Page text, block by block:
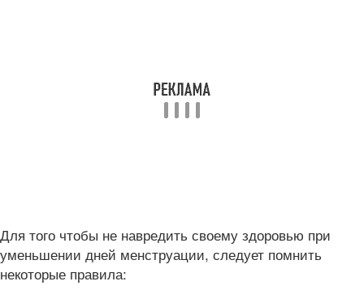
Для того чтобы не навредить своему здоровью при
уменьшении дней менструации, следует помнить
некоторые правила: